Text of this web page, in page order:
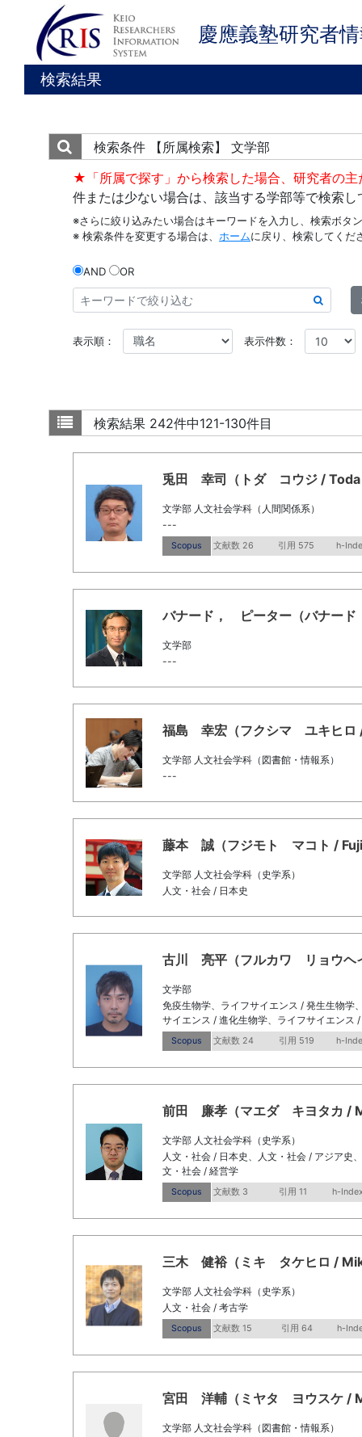
慶應義塾研究者
検索結果
検索条件
【所属検索】 文学部
★「所属で探す」から検索した場合、研究者の
件または少ない場合は、該当する学部等で検索し
※さらに絞り込みたい場合はキーワードを入力し、検索ボタ
※ 検索条件を変更する場合は、 ホームに戻り、検索してくだ
AND OR
表示順： 表示件数：
検索結果 242件中121-130件目
兎田 幸司（トダ コウジ / Toda
文学部 人文社会学科（人間関係系）
---
Scopus 文献数 26 引用 575 h-
バナード， ピーター（バナー
文学部
---
福島 幸宏（フクシマ ユキヒロ
文学部 人文社会学科（図書館・情報系）
---
藤本 誠（フジモト マコト /
文学部 人文社会学科（史学系）
人文・社会 / 日本史
古川 亮平（フルカワ リョウヘ
文学部
免疫生物学、ライフサイエンス / 発生生物学
サイエンス / 進化生物学、ライフサイエンス
Scopus 文献数 24 引用 519 h-
前田 廉孝（マエダ キヨタカ /
文学部 人文社会学科（史学系）
人文・社会 / 日本史、人文・社会 / アジア史
文・社会 / 経営学
Scopus 文献数 3 引用 11 h-
三木 健裕（ミキ タケヒロ /
文学部 人文社会学科（史学系）
人文・社会 / 考古学
Scopus 文献数 15 引用 64 h-
宮田 洋輔（ミヤタ ヨウスケ /
文学部 人文社会学科（図書館・情報系）